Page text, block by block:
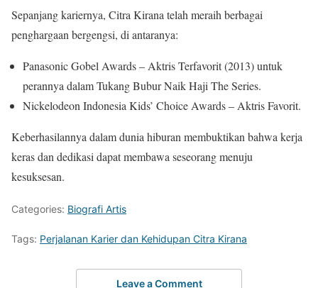
Sepanjang kariernya, Citra Kirana telah meraih berbagai
penghargaan bergengsi, di antaranya:
Panasonic Gobel Awards – Aktris Terfavorit (2013) untuk
perannya dalam Tukang Bubur Naik Haji The Series.
Nickelodeon Indonesia Kids’ Choice Awards – Aktris Favorit.
Keberhasilannya dalam dunia hiburan membuktikan bahwa kerja
keras dan dedikasi dapat membawa seseorang menuju
kesuksesan.
Categories: Biografi Artis
Tags: Perjalanan Karier dan Kehidupan Citra Kirana
Leave a Comment